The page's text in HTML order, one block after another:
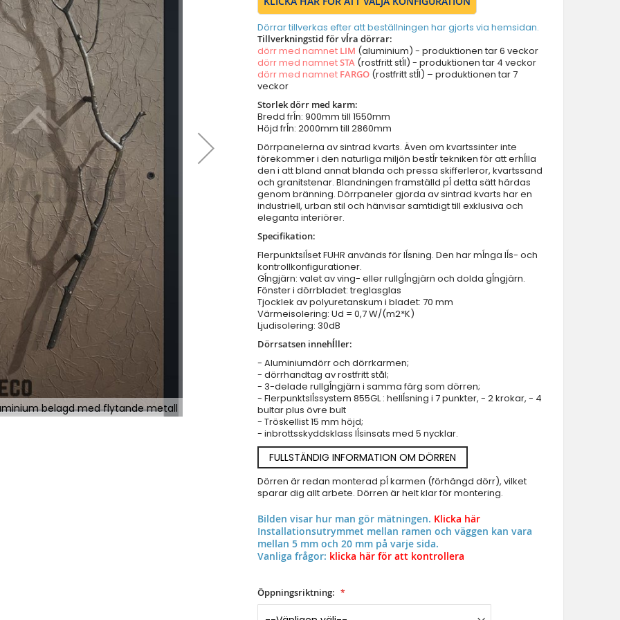
Dörrar med vänster panel
Dörrar med höger panel
Dörrar med överljus
Dörrar med vänster sidoljus
Dörrar med vänster & höger sidoljus
Dörrar med vänster höger sidoljus & överljus
Parytterdörrar
Parytterdörrar med vänster & höger sidoljus
Dörrtillbehör
Balkong/terrassdörrar
Innerdörrar
Glas Pivothängda ytterdörrar
Entrédörr i aluminiumglas
belagd med flytande metall
Dörrar tillverkas efter att beställningen har gjorts via hemsidan.
Tillverkningstid för vĺra dörrar:
dörr med namnet LIM (aluminium) - produktionen tar 6 veckor
dörr med namnetSTA (rostfritt stĺl) - produktionen tar 4 veckor
dörr med namnet FARGO (rostfritt stĺl) – produktionen tar 7
veckor
Storlek dörr med karm:
Bredd frĺn: 900mm till 1550mm
Höjd frĺn: 2000mm till 2860mm
Dörrpanelerna av sintrad kvarts. Även om kvartssinter inte
förekommer i den naturliga miljön bestĺr tekniken för att erhĺlla
den i att bland annat blanda och pressa skifferleror, kvartssand
och granitstenar. Blandningen framställd pĺ detta sätt härdas
genom bränning. Dörrpaneler gjorda av sintrad kvarts har en
industriell, urban stil och hänvisar samtidigt till exklusiva och
eleganta interiörer.
Specifikation:
Flerpunktslĺset FUHR används för lĺsning. Den har mĺnga lĺs- och
kontrollkonfigurationer.
Gĺngjärn: valet av ving- eller rullgĺngjärn och dolda gĺngjärn.
Fönster i dörrbladet: treglasglas
Tjocklek av polyuretanskum i bladet: 70 mm
Värmeisolering: Ud = 0,7 W/(m2*K)
Ljudisolering: 30dB
Dörrsatsen innehĺller:
- Aluminiumdörr och dörrkarmen;
- dörrhandtag av rostfritt stål;
- 3-delade rullgĺngjärn i samma färg som dörren;
- Flerpunktslĺssystem 855GL : hellĺsning i 7 punkter, - 2 krokar, - 4
bultar plus övre bult
- Tröskellist 15 mm höjd;
- inbrottsskyddsklass lĺsinsats med 5 nycklar.
FULLSTÄNDIG INFORMATION OM DÖRREN
Dörren är redan monterad pĺ karmen (förhängd dörr), vilket
sparar dig allt arbete. Dörren är helt klar för montering.
Bilden visar hur man gör mätningen. Klicka här
Installationsutrymmet mellan ramen och väggen kan vara
mellan 5 mm och 20 mm på varje sida.
Vanliga frågor: klicka här för att kontrollera
Öppningsriktning: